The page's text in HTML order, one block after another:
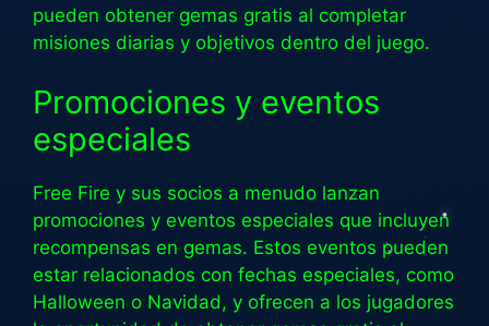
pueden obtener gemas gratis al completar
misiones diarias y objetivos dentro del juego.
Promociones y eventos
especiales
Free Fire y sus socios a menudo lanzan
promociones y eventos especiales que incluyen
recompensas en gemas. Estos eventos pueden
estar relacionados con fechas especiales, como
Halloween o Navidad, y ofrecen a los jugadores